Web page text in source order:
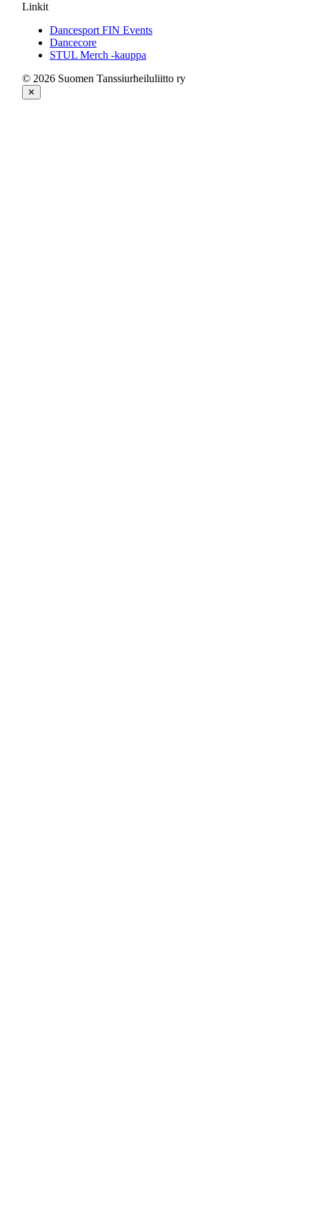
Linkit
Dancesport FIN Events
Dancecore
STUL Merch -kauppa
© 2026 Suomen Tanssiurheiluliitto ry
✕